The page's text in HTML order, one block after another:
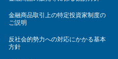
金融商品取引上の特定投資家制度の
ご説明
反社会的勢力への対応にかかる基本
方針